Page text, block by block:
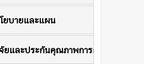
ยบายและแผน
ยและประกันคุณภาพการศึกษา